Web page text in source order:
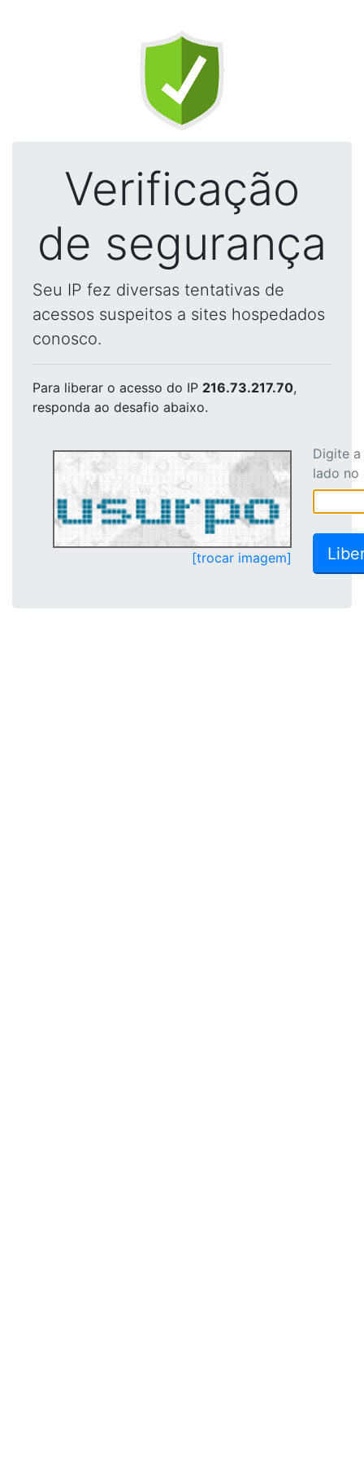
Verificação
de segurança
Seu IP fez diversas tentativas de
acessos suspeitos a sites hospedados
conosco.
Para liberar o acesso do IP 216.73.217.70,
responda ao desafio abaixo.
[trocar imagem]
Digite
lado no